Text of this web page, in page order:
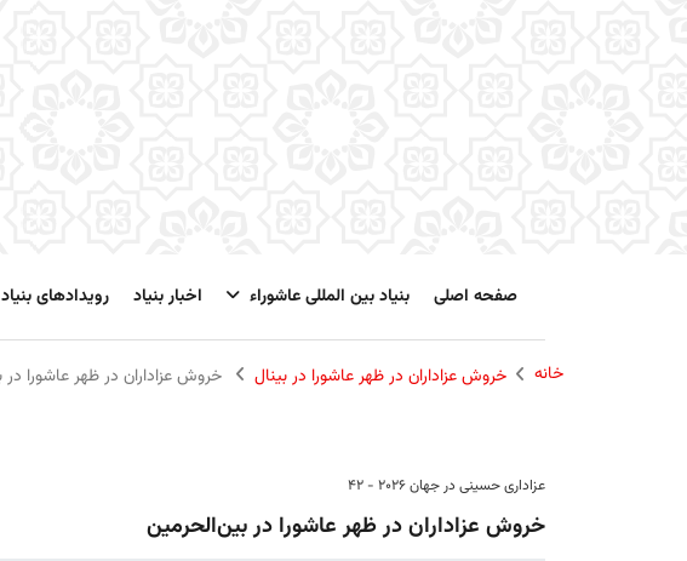
صفحه اصلی بنیاد بین المللی عاشوراء اخبار بنیاد رویدادهای بنیاد
خانه خروش عزاداران در ظهر عاشورا در بینال خروش عزاداران در ظهر عاشورا در
عزاداری حسینی در جهان 2026 - 42
خروش عزاداران در ظهر عاشورا در بین‌الحرمین